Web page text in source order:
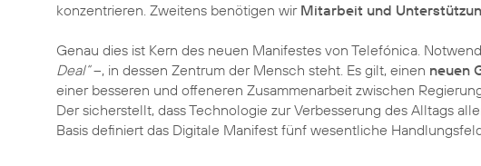
konzentrieren. Zweitens benötigen wir Mitarbeit und
Genau dies ist Kern des neuen Manifestes von Telefónica.
Deal“–, in dessen Zentrum der Mensch steht. Es gilt, einen neuen
einer besseren und offeneren Zusammenarbeit zwischen
Der sicherstellt, dass Technologie zur Verbesserung des Alltags
Basis definiert das Digitale Manifest fünf wesentliche